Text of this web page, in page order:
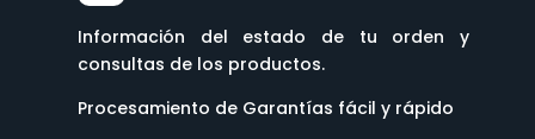
Información del estado de tu orden y
consultas de los productos.
Procesamiento de Garantías fácil y rápido